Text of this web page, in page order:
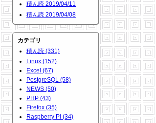
積ん読 2019/04/11
積ん読 2019/04/08
カテゴリ
積ん読 (331)
Linux (152)
Excel (67)
PostgreSQL (58)
NEWS (50)
PHP (43)
Firefox (35)
Raspberry Pi (34)